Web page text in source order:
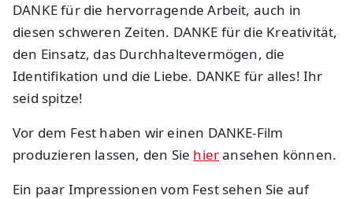
DANKE für die hervorragende Arbeit, auch in
diesen schweren Zeiten. DANKE für die Kreativität,
den Einsatz, das Durchhaltevermögen, die
Identifikation und die Liebe. DANKE für alles! Ihr
seid spitze!
Vor dem Fest haben wir einen DANKE-Film
produzieren lassen, den Sie hieransehen können.
Ein paar Impressionen vom Fest sehen Sie auf